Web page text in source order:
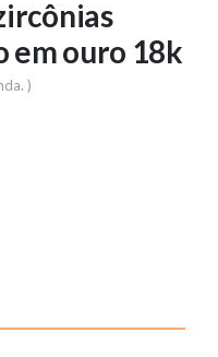
em ouro 18k
)